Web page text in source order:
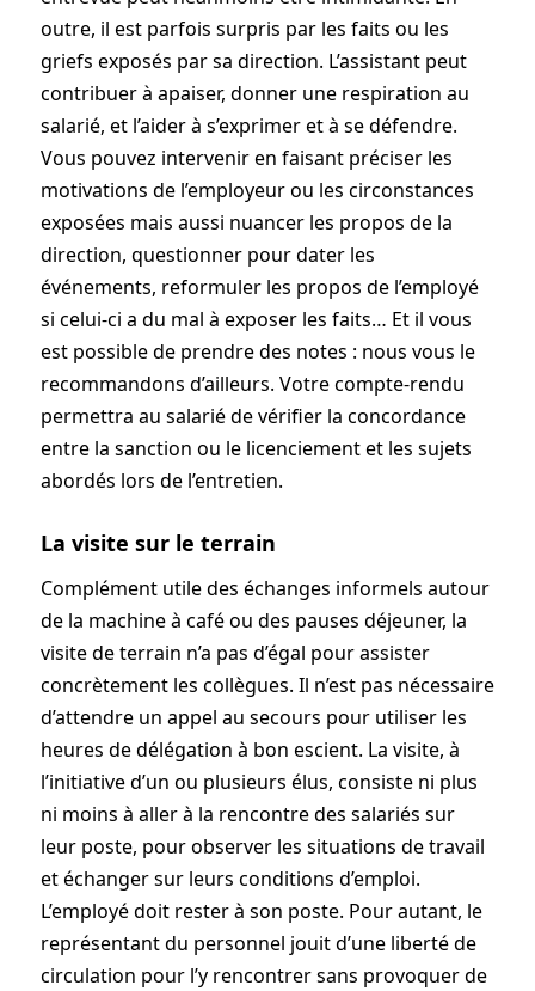
outre, il est parfois surpris par les faits ou les
griefs exposés par sa direction. L’assistant peut
contribuer à apaiser, donner une respiration au
salarié, et l’aider à s’exprimer et à se défendre.
Vous pouvez intervenir en faisant préciser les
motivations de l’employeur ou les circonstances
exposées mais aussi nuancer les propos de la
direction, questionner pour dater les
événements, reformuler les propos de l’employé
si celui-ci a du mal à exposer les faits… Et il vous
est possible de prendre des notes : nous vous le
recommandons d’ailleurs. Votre compte-rendu
permettra au salarié de vérifier la concordance
entre la sanction ou le licenciement et les sujets
abordés lors de l’entretien.
La visite sur le terrain
Complément utile des échanges informels autour
de la machine à café ou des pauses déjeuner, la
visite de terrain n’a pas d’égal pour assister
concrètement les collègues. Il n’est pas nécessaire
d’attendre un appel au secours pour utiliser les
heures de délégation à bon escient. La visite, à
l’initiative d’un ou plusieurs élus, consiste ni plus
ni moins à aller à la rencontre des salariés sur
leur poste, pour observer les situations de travail
et échanger sur leurs conditions d’emploi.
L’employé doit rester à son poste. Pour autant, le
représentant du personnel jouit d’une liberté de
circulation pour l’y rencontrer sans provoquer de